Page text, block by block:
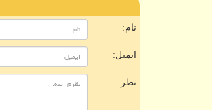
نام:
ایمیل:
نظر: